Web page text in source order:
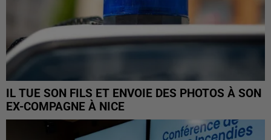
IL TUE SON FILS ET ENVOIE DES PHOTOS À SON
EX-COMPAGNE À NICE